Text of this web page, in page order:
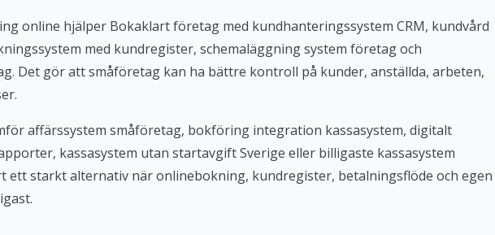
online hjälper Bokaklart företag med kundhanteringssystem CRM, kundvård
med kundregister, schemaläggning system företag och
Det gör att småföretag kan ha bättre kontroll på kunder, anställda, arbeten,
affärssystem småföretag, bokföring integration kassasystem, digitalt
kassasystem utan startavgift Sverige eller billigaste kassasystem
ett starkt alternativ när onlinebokning, kundregister, betalningsflöde och egen